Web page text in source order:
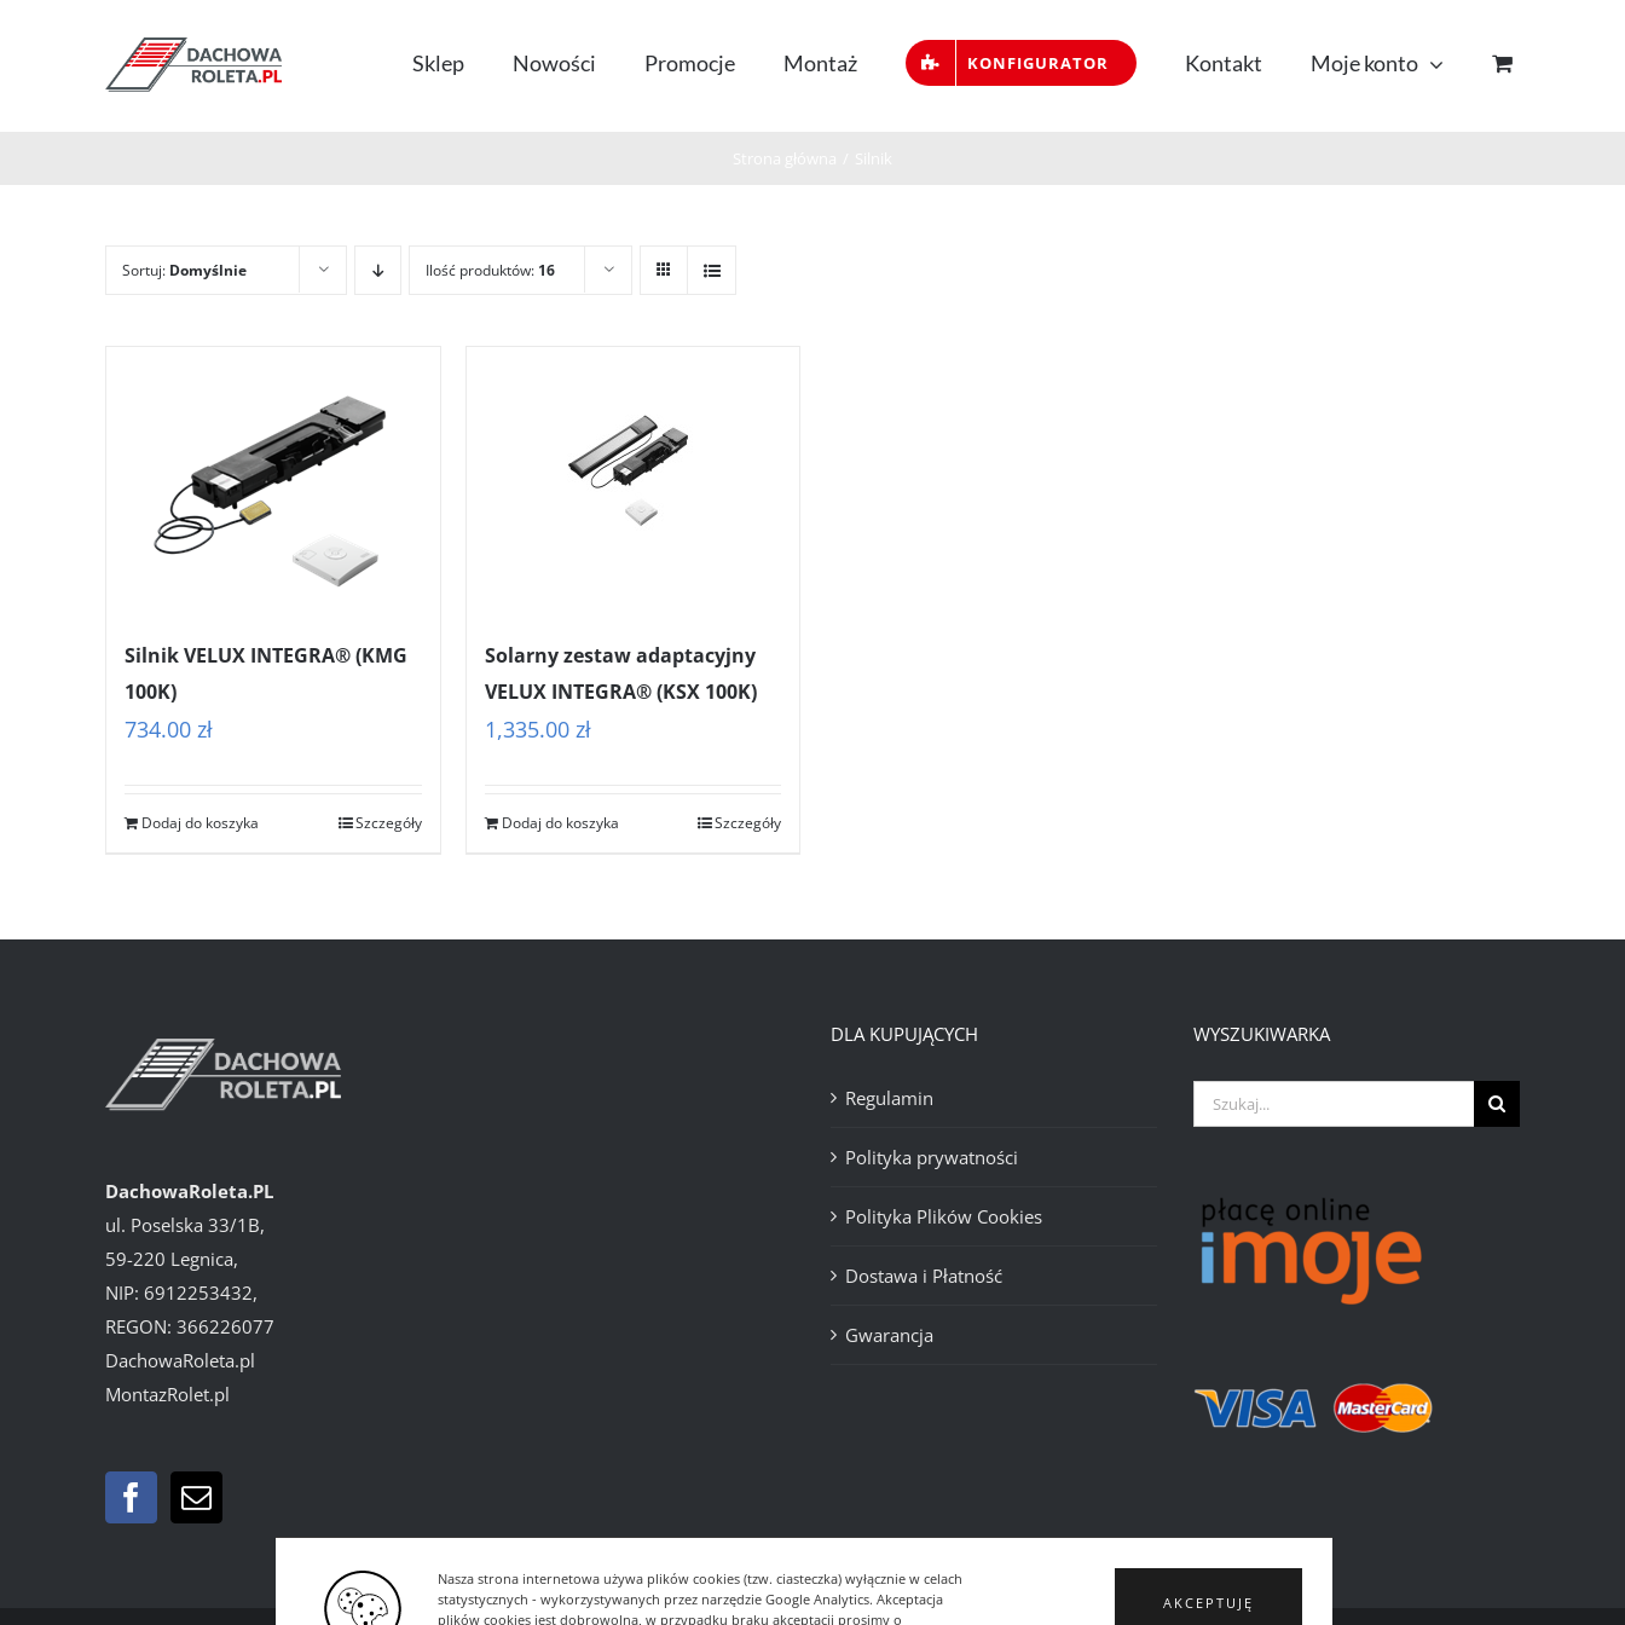
Nasza strona internetowa używa plików cookies (tzw. ciasteczka) wyłącznie w celach
statystycznych - wykorzystywanych przez narzędzie Google Analytics. Akceptacja
plików cookies jest dobrowolna, w przypadku braku akceptacji prosimy o
AKCEPTUJĘ
Sklep Nowości Promocje Montaż KONFIGURATOR Kontakt Moje konto
Sortuj: Domyślnie Ilość produktów: 16
Silnik VELUX INTEGRA® (KMG
100K)
734.00 zł
Dodaj do koszyka Szczegóły
Solarny zestaw adaptacyjny
VELUX INTEGRA® (KSX 100K)
1,335.00 zł
Dodaj do koszyka Szczegóły
DachowaRoleta.PL
ul. Poselska 33/1B,
59-220 Legnica,
NIP: 6912253432,
REGON: 366226077
DachowaRoleta.pl
MontazRolet.pl
DLA KUPUJĄCYCH
Regulamin
Polityka prywatności
Polityka Plików Cookies
Dostawa i Płatność
Gwarancja
WYSZUKIWARKA
Szukaj